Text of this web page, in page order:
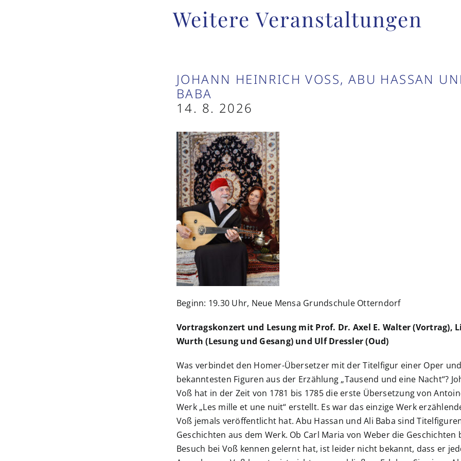
Weitere Veranstaltungen
JOHANN HEINRICH VOSS, ABU HASSAN
ABA
14. 8. 2026
Beginn: 19.30 Uhr, Neue Mensa Grundschule Otterndorf
Vortragskonzert und Lesung mit Prof. Dr. Axel E. Walter (Vortrag),
Wurth (Lesung und Gesang) und Ulf Dressler (Oud)
Was verbindet den Homer-Übersetzer mit der Titelfigur einer Oper
bekanntesten Figuren aus der Erzählung „Tausend und eine Nacht“?
Voß hat in der Zeit von 1781 bis 1785 die erste Übersetzung von
Werk „Les mille et une nuit“ erstellt. Es war das einzige Werk
Voß jemals veröffentlicht hat. Abu Hassan und Ali Baba sind
Geschichten aus dem Werk. Ob Carl Maria von Weber die Geschichten
Besuch bei Voß kennen gelernt hat, ist leider nicht bekannt, dass er